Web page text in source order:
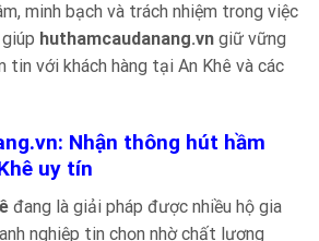
minh bạch và trách nhiệm trong việc
huthamcaudanang.vn giữ vững
tin với khách hàng tại An Khê và các
Nhận thông hút hầm
uy tín
đang là giải pháp được nhiều hộ gia
nghiệp tin chọn nhờ chất lượng